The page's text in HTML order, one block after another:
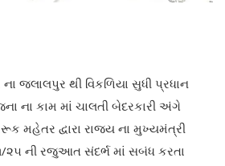
ના જલાલપુર થી વિકળિયા સુધી પ્રધાન
ના કામ માં ચાલતી બેદરકારી અંગે
મહેતર દ્વારા રાજ્ય ના મુખ્યમંત્રી
૨૫ ની રજુઆત સંદર્ભ માં સબંધ કરતા